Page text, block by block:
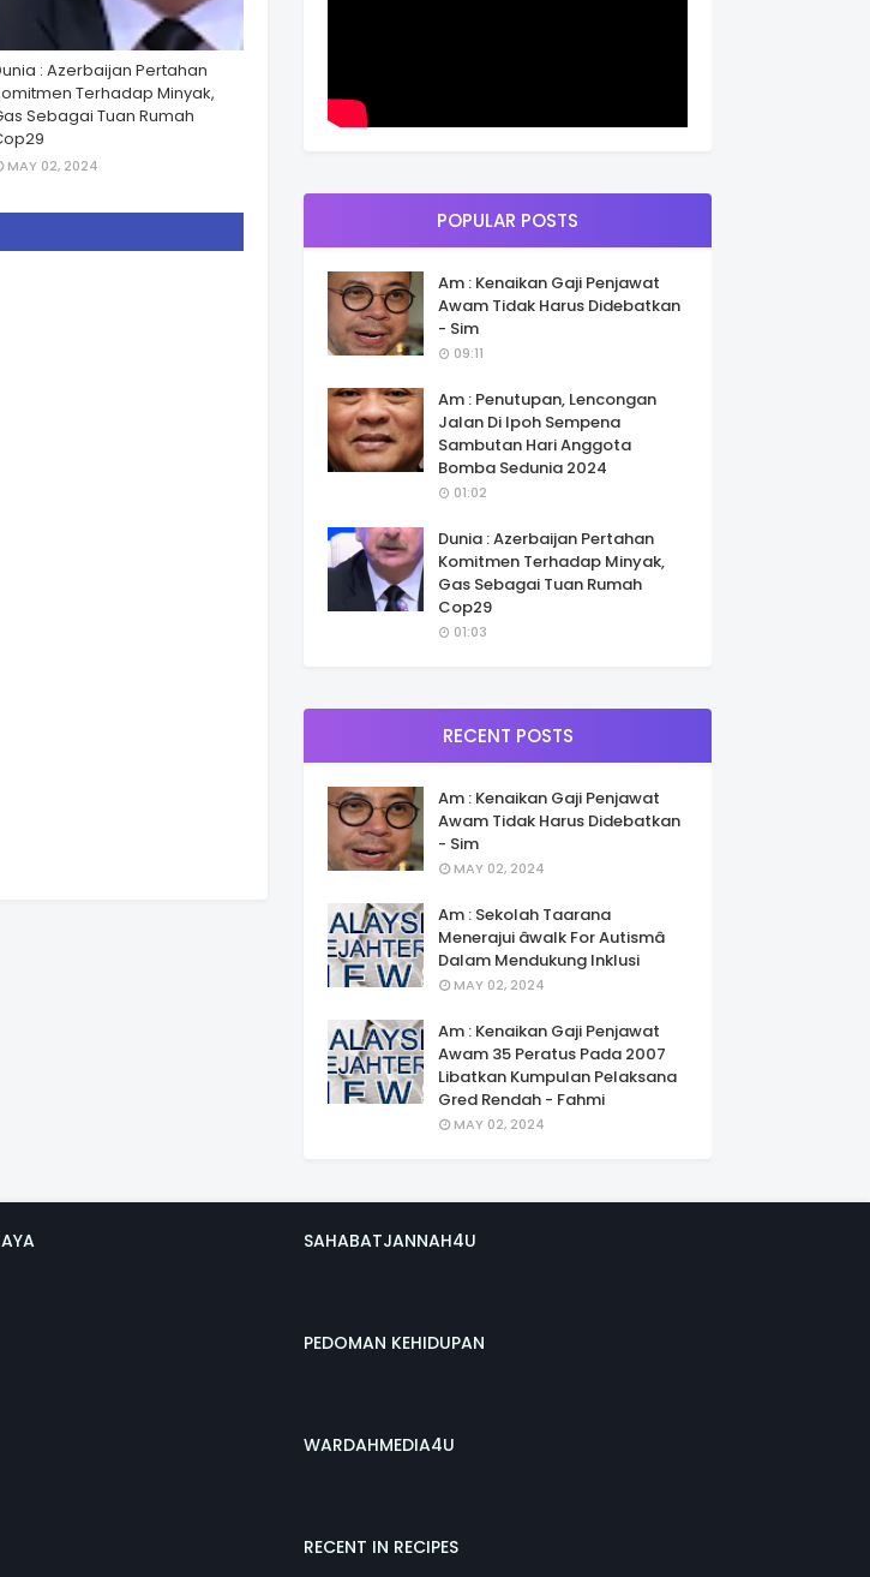
: Azerbaijan Pertahan
Terhadap Minyak,
Sebagai Tuan Rumah
MAY 02, 2024
POPULAR POSTS
Am : Kenaikan Gaji Penjawat
Awam Tidak Harus Didebatkan
- Sim
09:11
Am : Penutupan, Lencongan
Jalan Di Ipoh Sempena
Sambutan Hari Anggota
Bomba Sedunia 2024
01:02
Dunia : Azerbaijan Pertahan
Komitmen Terhadap Minyak,
Gas Sebagai Tuan Rumah
Cop29
01:03
RECENT POSTS
Am : Kenaikan Gaji Penjawat
Awam Tidak Harus Didebatkan
- Sim
MAY 02, 2024
Am : Sekolah Taarana
Menerajui âwalk For Autismâ
Dalam Mendukung Inklusi
MAY 02, 2024
Am : Kenaikan Gaji Penjawat
Awam 35 Peratus Pada 2007
Libatkan Kumpulan Pelaksana
Gred Rendah - Fahmi
MAY 02, 2024
SAHABATJANNAH4U
PEDOMAN KEHIDUPAN
WARDAHMEDIA4U
RECENT IN RECIPES